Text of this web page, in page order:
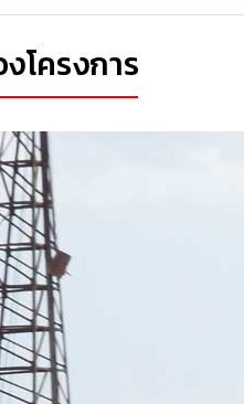
โครงการ